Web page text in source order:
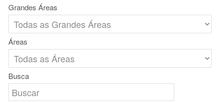
Grandes Áreas
Áreas
Busca